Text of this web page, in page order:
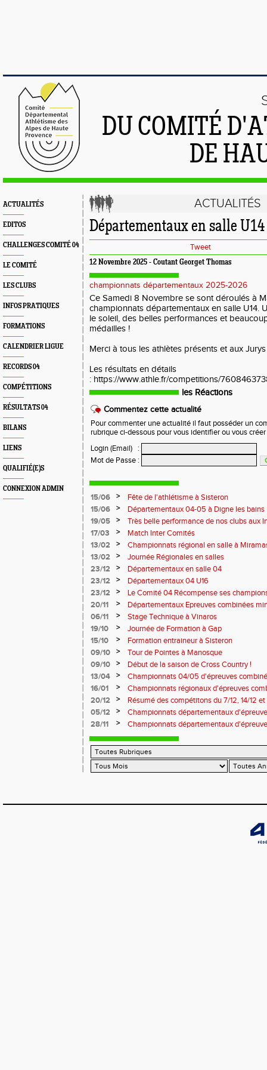
DU COMITÉ
DE
ACTUALITÉS
EDITOS
CHALLENGES COMITÉ 04
LE COMITÉ
LES CLUBS
INFOS PRATIQUES
FORMATIONS
CALENDRIER LIGUE
RECORDS 04
COMPÉTITIONS
RÉSULTATS 04
BILANS
LIENS
QUALIFIÉ(E)S
CONNEXION ADMIN
ACTUALITÉS
Départementaux en salle
Tweet
12 Novembre 2025 - Coutant Georget Thomas
championnats départementaux 2025-2026
Ce Samedi 8 Novembre se sont déroulés à
championnats départementaux en salle U14.
le soleil, des belles performances et
médailles !
Merci à tous les athlètes présents et aux
Les résultats en détails
: https://www.athle.fr/competitions/
les Réactions
Commentez cette actualité
Pour commenter une actualité il faut posséder un
rubrique ci-dessous pour vous identifier ou vous
Login (Email)
:
Mot de Passe :
15/06 >
Fête de l'athlétisme à Sisteron
15/06
>
Départementaux 04-05 à Digne les bains
19/05
>
Très belle performance de nos clubs aux
Toulon !
17/03 >
Match Inter Comités
13/02
>
Championnats régional en salle à
13/02
>
Journée Régionales en salles
23/12
>
Départementaux en salle 04
23/12
>
Départementaux 04 U16
23/12
>
Le Comité 04 Récompense ses
20/11
>
Départementaux Epreuves combinées
06/11
>
Stage Technique à Vinaros
19/10
>
Journée de Formation à Gap
15/10
>
Formation entraineur à Sisteron
09/10
>
Tour de Pointes à Manosque
09/10
>
Début de la saison de Cross Country !
13/04
>
Championnats 04/05 d'épreuves
16/01
>
Championnats régionaux d'épreuves
20/12
>
Résumé des compétitons du 7/12, 14/12 et
05/12
>
Championnats départementaux
Miramas
28/11 >
Championnats départementaux